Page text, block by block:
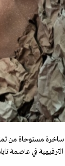
ساخرة مستوحاة من
في عاصمة تايلاند